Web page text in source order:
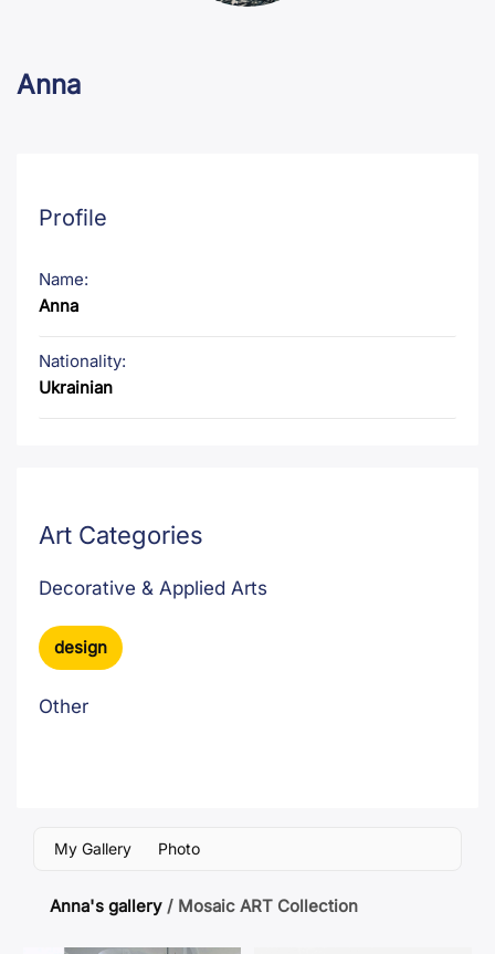
Anna
Profile
Name:
Anna
Nationality:
Ukrainian
Art Categories
Decorative & Applied Arts
design
Other
My Gallery Photo
Anna's gallery / Mosaic ART Collection